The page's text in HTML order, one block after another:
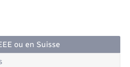
ou en Suisse